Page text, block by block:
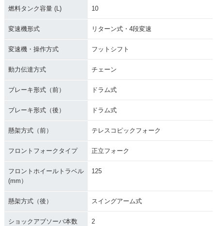
燃料タンク容量 (L) 10
変速機形式 リターン式・4段変速
変速機・操作方式 フットシフト
動力伝達方式 チェーン
ブレーキ形式（前） ドラム式
ブレーキ形式（後） ドラム式
懸架方式（前） テレスコピックフォーク
フロントフォークタイプ 正立フォーク
フロントホイールトラベル
(mm）
125
懸架方式（後） スイングアーム式
ショックアブソーバ本数
2